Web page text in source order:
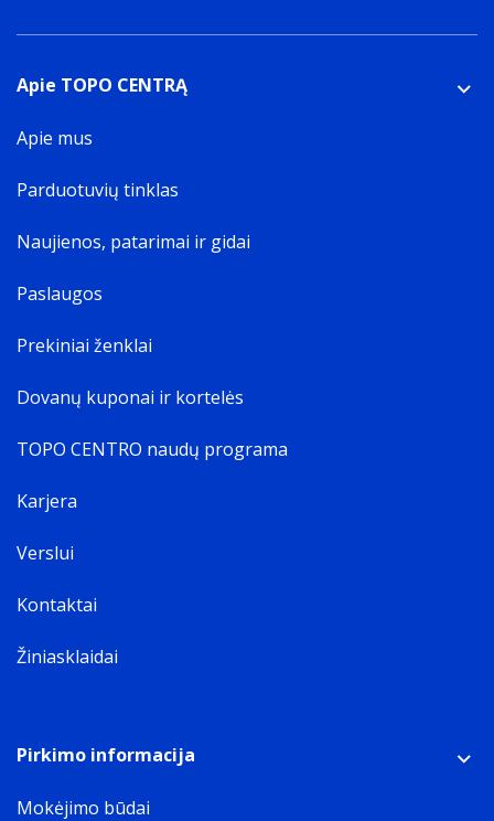
Apie TOPO CENTRĄ
Apie mus
Parduotuvių tinklas
Naujienos, patarimai ir gidai
Paslaugos
Prekiniai ženklai
Dovanų kuponai ir kortelės
TOPO CENTRO naudų programa
Karjera
Verslui
Kontaktai
Žiniasklaidai
Pirkimo informacija
Mokėjimo būdai